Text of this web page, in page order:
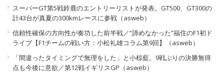
スーパーGT第5戦鈴鹿のエントリーリストが発表。GT500、GT300の
計43台が真夏の300kmレースに参戦（asweb）
信頼性確保の方向性が奏功した前半戦／“諦めなかった”福住のF1初ド
ライブ【F1チームの戦い方：小松礼雄コラム第9回】（asweb）
「間違ったタイミングで無理をした」と小椋藍。9戦ぶりの決勝無得
点も今後に意欲／第12戦イギリスGP（asweb）